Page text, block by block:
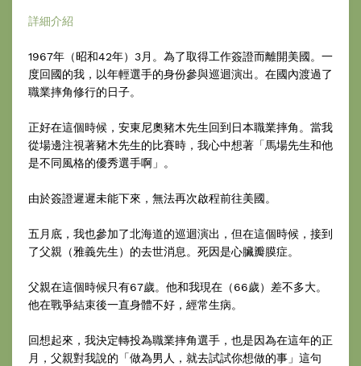
詳細介紹
1967年（昭和42年）3月。為了取得工作簽證而離開美國。一
度回國的我，以年輕選手的身份參與巡迴演出。在國內渡過了
職業摔角修行的日子。
正好在這個時候，安東尼奧豬木先生回到日本職業摔角。當我
從場邊注視著豬木先生的比賽時，我心中想著「馬場先生和他
是不同風格的優秀選手啊」。
由於簽證遲遲未能下來，無法再次啟程前往美國。
五月底，我也參加了北海道的巡迴演出，但在這個時候，接到
了父親（雅義先生）的去世消息。死因是心臟瓣膜症。
父親在這個時候只有67歲。他和我現在（66歲）差不多大。
他在戰爭結束後一直身體不好，經常生病。
回想起來，我決定轉投為職業摔角選手，也是因為在這年的正
月，父親對我說的「做為男人，就去試試你想做的事」這句